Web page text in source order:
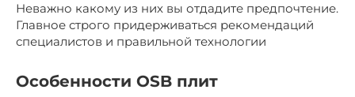
Неважно какому из них вы отдадите предпочтение.
Главное строго придерживаться рекомендаций
специалистов и правильной технологии
Особенности OSB плит